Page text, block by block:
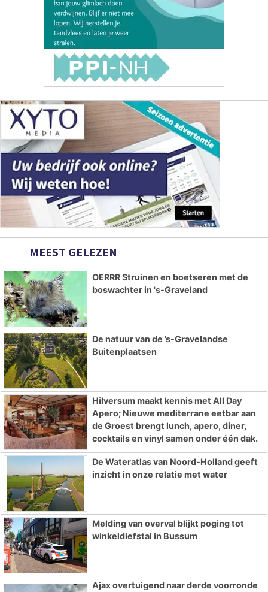
MEEST GELEZEN
OERRR Struinen en boetseren met de
boswachter in 's-Graveland
De natuur van de ’s-Gravelandse
Buitenplaatsen
Hilversum maakt kennis met All Day
Apero; Nieuwe mediterrane eetbar aan
de Groest brengt lunch, apero, diner,
cocktails en vinyl samen onder één dak.
De Wateratlas van Noord-Holland geeft
inzicht in onze relatie met water
Melding van overval blijkt poging tot
winkeldiefstal in Bussum
Ajax overtuigend naar derde voorronde